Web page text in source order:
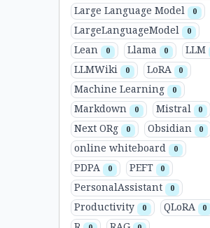
Large Language Model 0
LargeLanguageModel 0
Lean 0 Llama 0 LLM
LLMWiki 0 LoRA 0
Machine Learning 0
Markdown 0 Mistral 0
Next ORg 0 Obsidian 0
online whiteboard 0
PDPA 0 PEFT 0
PersonalAssistant 0
Productivity 0 QLoRA 0